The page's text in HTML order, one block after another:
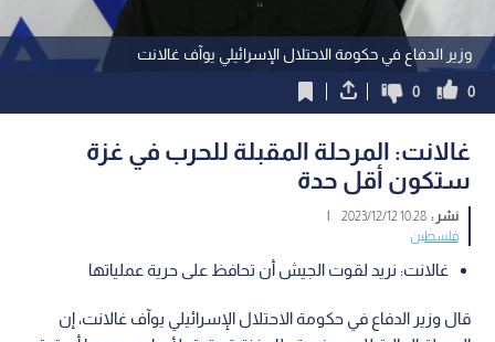
وزير الدفاع في حكومة الاحتلال الإسرائيلي يوآف غالانت
0
0
غالانت: المرحلة المقبلة للحرب في غزة
ستكون أقل حدة
نشر :10:28 2023/12/12
|
فلسطين
غالانت: نريد لقوت الجيش أن تحافظ على حرية عملياتها
قال وزير الدفاع في حكومة الاحتلال الإسرائيلي يوآف غالانت، إن